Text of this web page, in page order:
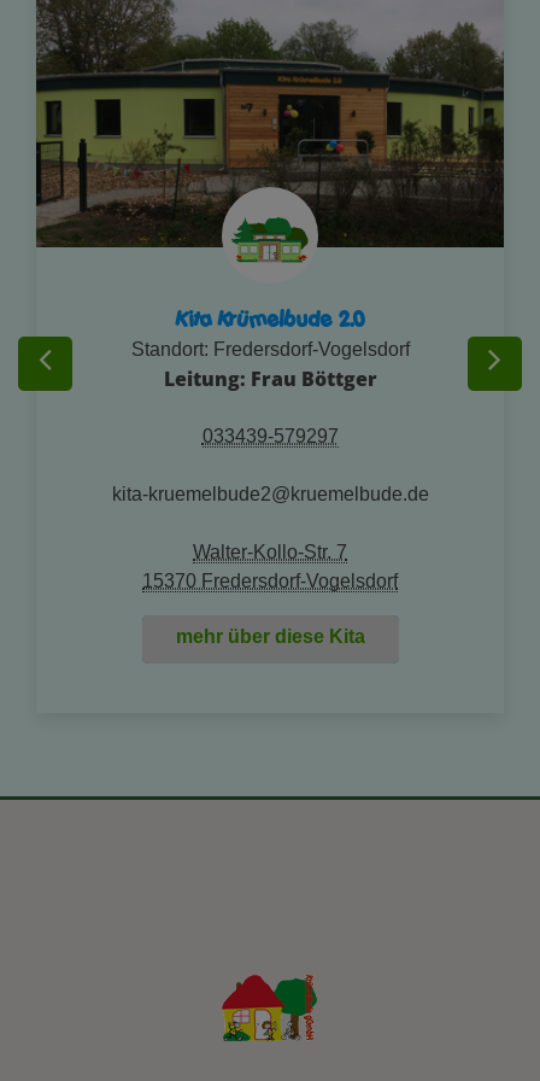
Kita Krümelbude 2.0
Standort: Fredersdorf‑Vogelsdorf
Leitung: Frau Böttger
033439-579297
kita-kruemelbude2@kruemelbude.de
Walter-Kollo-Str. 7
15370 Fredersdorf-Vogelsdorf
mehr über diese Kita